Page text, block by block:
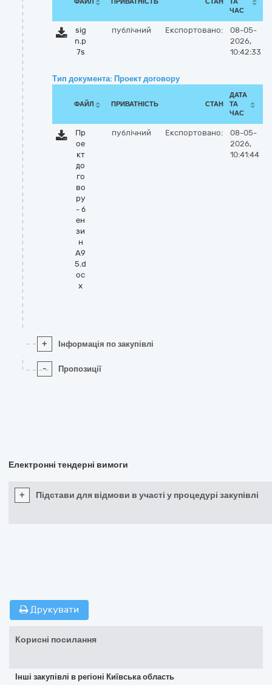
ЧАС
sig
n.p
7s
публічний Експортовано:
08-05-
2026,
10:42:33
Тип документа: Проект договору
ФАЙЛ ПРИВАТНІСТЬ СТАН
ДАТА
ТА
ЧАС
Пр
ое
кт
до
го
во
ру
- б
ен
зи
н
А9
5.d
oc
x
публічний Експортовано:
08-05-
2026,
10:41:44
+ Інформація по закупівлі
- Пропозиції
Електронні тендерні вимоги
+ Підстави для відмови в участі у процедурі закупівлі
Друкувати
Корисні посилання
Інші закупівлі в регіоні Київська область